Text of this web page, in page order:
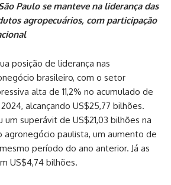
Paulo se manteve na liderança das
agropecuários, com participação
posição de liderança nas
brasileiro, com o setor
alta de 11,2% no acumulado de
alcançando US$25,77 bilhões.
superávit de US$21,03 bilhões na
agronegócio paulista, um aumento de
período do ano anterior. Já as
US$4,74 bilhões.